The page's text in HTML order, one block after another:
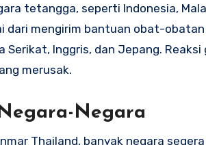
tetangga, seperti Indonesia,
dari mengirim bantuan obat-
Serikat, Inggris, dan Jepang.
merusak.
Negara
Thailand, banyak negara